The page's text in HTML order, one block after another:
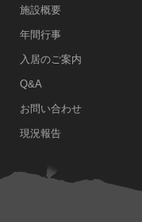
施設概要
年間行事
入居のご案内
Q&A
お問い合わせ
現況報告